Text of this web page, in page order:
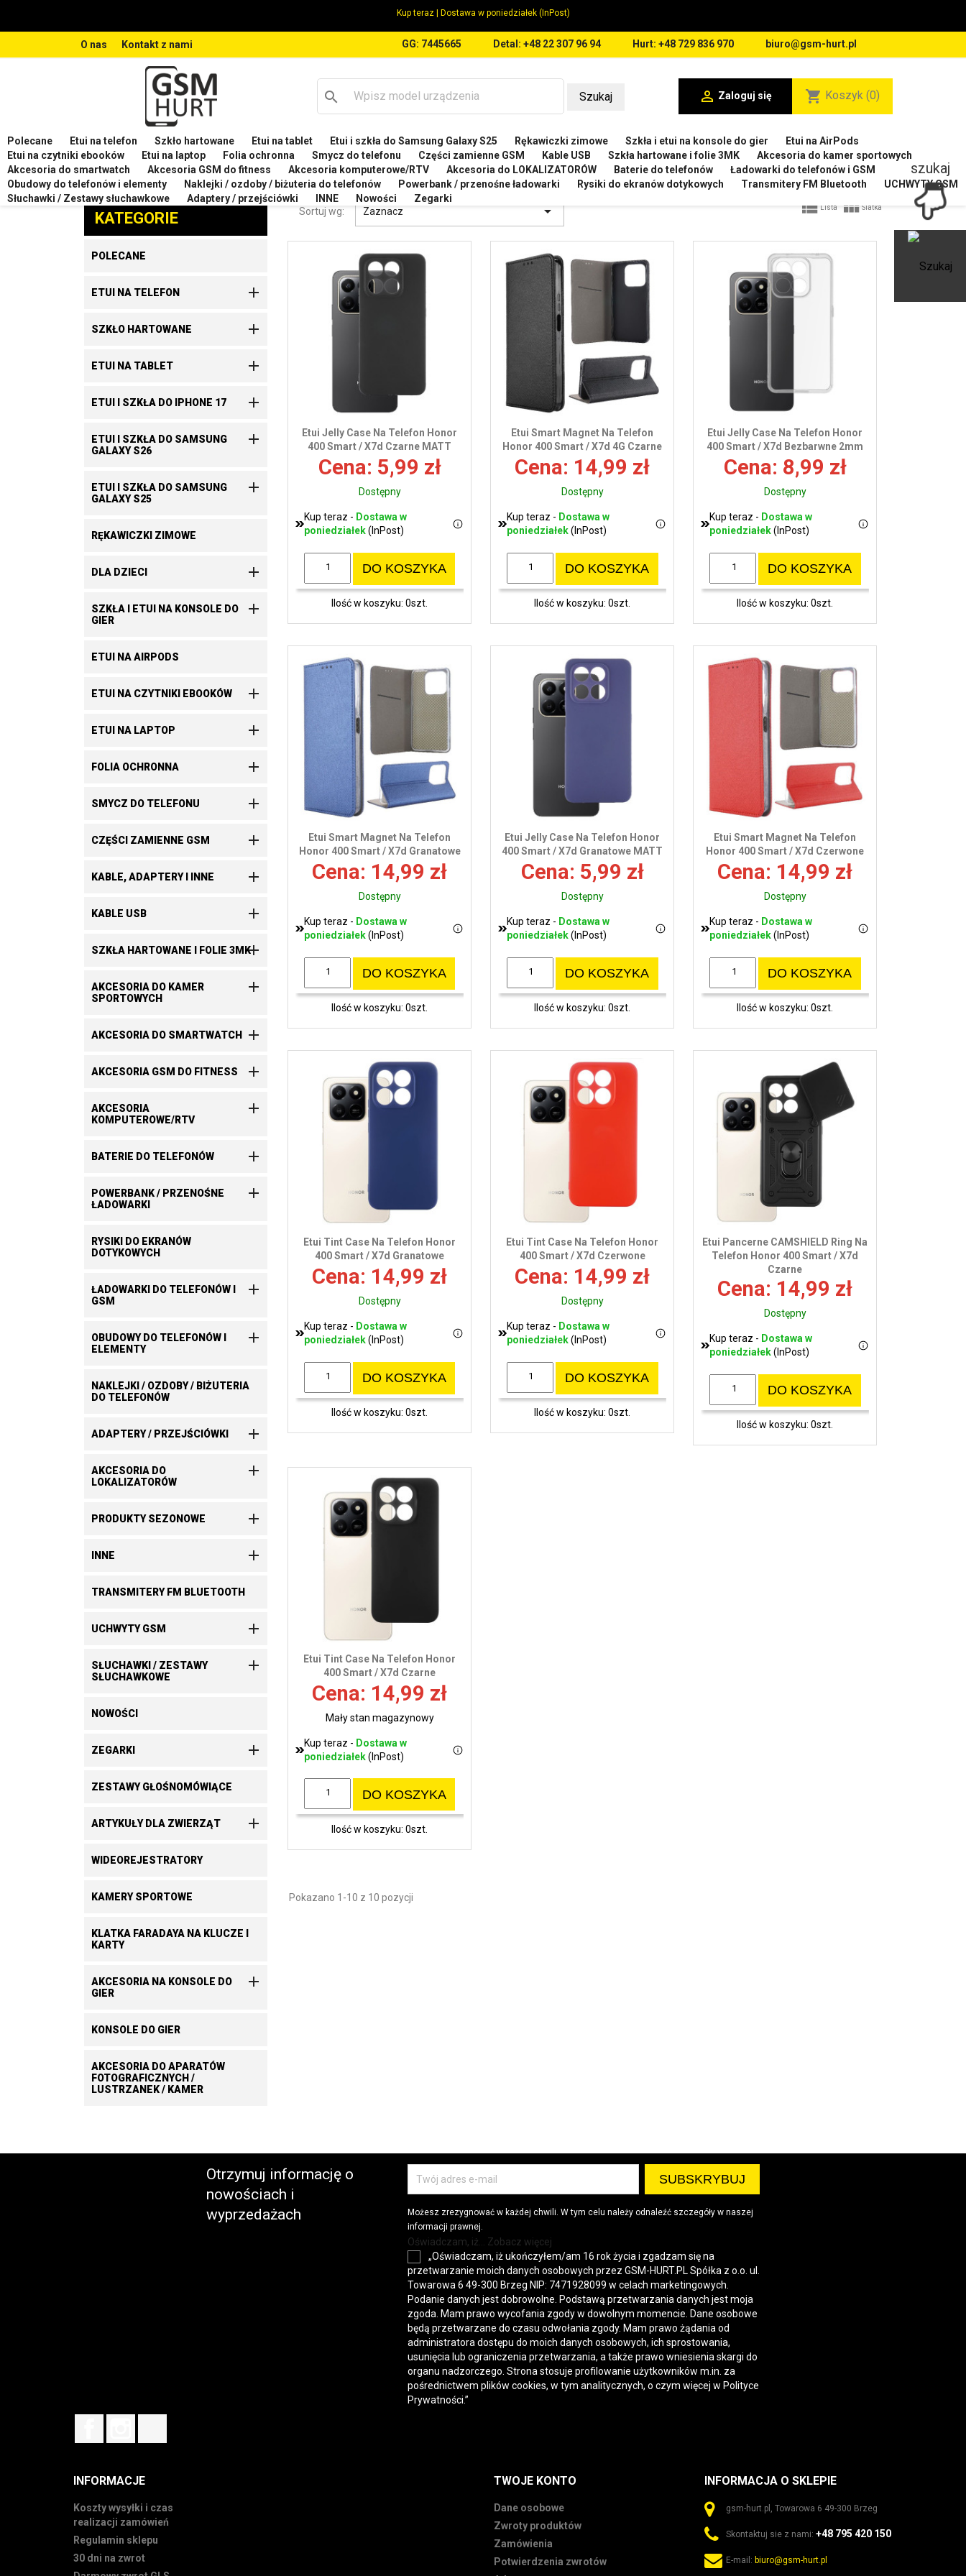
Kup teraz | Dostawa w poniedziałek (InPost)
O nas Kontakt z nami GG: 7445665 Detal: +48 22 307 96 94 Hurt: +48 729 836 970 biuro@gsm-hurt.pl
search Szukaj  Zaloguj się shopping_cart Koszyk (0)
Polecane Etui na telefon Szkło hartowane Etui na tablet Etui i szkła do Samsung Galaxy S25 Rękawiczki zimowe Szkła i etui na konsole do gier
Etui na AirPods
Etui na czytniki ebooków
Etui na laptop Folia ochronna Smycz do telefonu Części zamienne GSM Kable USB Szkła hartowane i folie 3MK
Akcesoria do kamer sportowych
Akcesoria do smartwatch
Akcesoria GSM do fitness Akcesoria komputerowe/RTV Akcesoria do LOKALIZATORÓW Baterie do telefonów
Ładowarki do telefonów i GSM
Obudowy do telefonów i elementy
Naklejki / ozdoby / biżuteria do telefonów Powerbank / przenośne ładowarki Rysiki do ekranów dotykowych Transmitery FM Bluetooth
UCHWYTY GSM
Słuchawki / Zestawy słuchawkowe
Adaptery / przejściówki INNE Nowości Zegarki
Strona główna Etui na telefon Etui na telefon HONOR Etui do Honor X7d 4G LGN-LX1
Zaproponuj produkt
KATEGORIE
POLECANE
ETUI NA TELEFON 
SZKŁO HARTOWANE 
ETUI NA TABLET 
ETUI I SZKŁA DO IPHONE 17 
ETUI I SZKŁA DO SAMSUNG
GALAXY S26

ETUI I SZKŁA DO SAMSUNG
GALAXY S25

RĘKAWICZKI ZIMOWE
DLA DZIECI 
SZKŁA I ETUI NA KONSOLE DO
GIER

ETUI NA AIRPODS
ETUI NA CZYTNIKI EBOOKÓW 
ETUI NA LAPTOP 
FOLIA OCHRONNA 
SMYCZ DO TELEFONU 
CZĘŚCI ZAMIENNE GSM 
KABLE, ADAPTERY I INNE 
KABLE USB 
SZKŁA HARTOWANE I FOLIE 3MK
AKCESORIA DO KAMER
SPORTOWYCH

AKCESORIA DO SMARTWATCH 
AKCESORIA GSM DO FITNESS 
AKCESORIA
KOMPUTEROWE/RTV

BATERIE DO TELEFONÓW 
POWERBANK / PRZENOŚNE
ŁADOWARKI

RYSIKI DO EKRANÓW
DOTYKOWYCH
ŁADOWARKI DO TELEFONÓW I
GSM

OBUDOWY DO TELEFONÓW I
ELEMENTY

NAKLEJKI / OZDOBY / BIŻUTERIA
DO TELEFONÓW
ADAPTERY / PRZEJŚCIÓWKI 
AKCESORIA DO
LOKALIZATORÓW

PRODUKTY SEZONOWE 
INNE 
TRANSMITERY FM BLUETOOTH
UCHWYTY GSM 
SŁUCHAWKI / ZESTAWY
SŁUCHAWKOWE

NOWOŚCI
ZEGARKI 
ZESTAWY GŁOŚNOMÓWIĄCE
ARTYKUŁY DLA ZWIERZĄT 
WIDEOREJESTRATORY
KAMERY SPORTOWE
KLATKA FARADAYA NA KLUCZE I
KARTY
AKCESORIA NA KONSOLE DO
GIER

KONSOLE DO GIER
AKCESORIA DO APARATÓW
FOTOGRAFICZNYCH /
LUSTRZANEK / KAMER
ETUI DO HONOR X7D 4G LGN-LX1
Sortuj wg: Zaznacz   Lista  Siatka
Etui Jelly Case Na Telefon Honor
400 Smart / X7d Czarne MATT
Cena: 5,99 zł
Dostępny
Kup teraz - Dostawa w
poniedziałek(InPost)
DO KOSZYKA
Ilość w koszyku: 0szt.
Etui Smart Magnet Na Telefon
Honor 400 Smart / X7d 4G Czarne
Cena: 14,99 zł
Dostępny
Kup teraz - Dostawa w
poniedziałek(InPost)
DO KOSZYKA
Ilość w koszyku: 0szt.
Etui Jelly Case Na Telefon Honor
400 Smart / X7d Bezbarwne 2mm
Cena: 8,99 zł
Dostępny
Kup teraz - Dostawa w
poniedziałek(InPost)
DO KOSZYKA
Ilość w koszyku: 0szt.
Etui Smart Magnet Na Telefon
Honor 400 Smart / X7d Granatowe
Cena: 14,99 zł
Dostępny
Kup teraz - Dostawa w
poniedziałek(InPost)
DO KOSZYKA
Ilość w koszyku: 0szt.
Etui Jelly Case Na Telefon Honor
400 Smart / X7d Granatowe MATT
Cena: 5,99 zł
Dostępny
Kup teraz - Dostawa w
poniedziałek(InPost)
DO KOSZYKA
Ilość w koszyku: 0szt.
Etui Smart Magnet Na Telefon
Honor 400 Smart / X7d Czerwone
Cena: 14,99 zł
Dostępny
Kup teraz - Dostawa w
poniedziałek(InPost)
DO KOSZYKA
Ilość w koszyku: 0szt.
Etui Tint Case Na Telefon Honor
400 Smart / X7d Granatowe
Cena: 14,99 zł
Dostępny
Kup teraz - Dostawa w
poniedziałek(InPost)
DO KOSZYKA
Ilość w koszyku: 0szt.
Etui Tint Case Na Telefon Honor
400 Smart / X7d Czerwone
Cena: 14,99 zł
Dostępny
Kup teraz - Dostawa w
poniedziałek(InPost)
DO KOSZYKA
Ilość w koszyku: 0szt.
Etui Pancerne CAMSHIELD Ring Na
Telefon Honor 400 Smart / X7d
Czarne
Cena: 14,99 zł
Dostępny
Kup teraz - Dostawa w
poniedziałek(InPost)
DO KOSZYKA
Ilość w koszyku: 0szt.
Etui Tint Case Na Telefon Honor
400 Smart / X7d Czarne
Cena: 14,99 zł
Mały stan magazynowy
Kup teraz - Dostawa w
poniedziałek(InPost)
DO KOSZYKA
Ilość w koszyku: 0szt.
Pokazano 1-10 z 10 pozycji
Otrzymuj informację o
nowościach i
wyprzedażach
Możesz zrezygnować w każdej chwili. W tym celu należy odnaleźć szczegóły w naszej
informacji prawnej.
Oświadczam, iż... Zobacz więcej
„Oświadczam, iż ukończyłem/am 16 rok życia i zgadzam się na
przetwarzanie moich danych osobowych przez GSM-HURT.PL Spółka z o.o. ul.
Towarowa 6 49-300 Brzeg NIP: 7471928099 w celach marketingowych.
Podanie danych jest dobrowolne. Podstawą przetwarzania danych jest moja
zgoda. Mam prawo wycofania zgody w dowolnym momencie. Dane osobowe
będą przetwarzane do czasu odwołania zgody. Mam prawo żądania od
administratora dostępu do moich danych osobowych, ich sprostowania,
usunięcia lub ograniczenia przetwarzania, a także prawo wniesienia skargi do
organu nadzorczego. Strona stosuje profilowanie użytkowników m.in. za
pośrednictwem plików cookies, w tym analitycznych, o czym więcej w Polityce
Prywatności.”
INFORMACJE
Koszty wysyłki i czas
realizacji zamówień
Regulamin sklepu
30 dni na zwrot
TWOJE KONTO
Dane osobowe
Zwroty produktów
Zamówienia
Potwierdzenia zwrotów
INFORMACJA O SKLEPIE
gsm-hurt.pl, Towarowa 6 49-300 Brzeg
Skontaktuj sie z nami: +48 795 420 150
E-mail: biuro@gsm-hurt.pl
szukaj